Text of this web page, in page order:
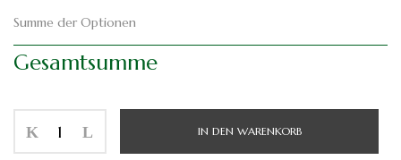
Summe der Optionen
Gesamtsumme
IN DEN WARENKORB